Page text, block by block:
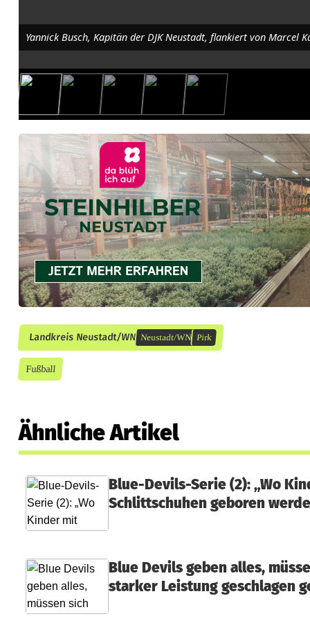
e
f
e
r
n
s
i
c
h
e
i
n
o
r
c
h
e
Yannick Busch, Kapitän der DJK Neustadt, flankiert von Marcel
Landkreis Neustadt/WN Neustadt/WN Pirk
Fußball
Ähnliche Artikel
Blue-Devils-Serie (2): „Wo
Schlittschuhen geboren
Blue Devils geben alles,
starker Leistung geschlagen